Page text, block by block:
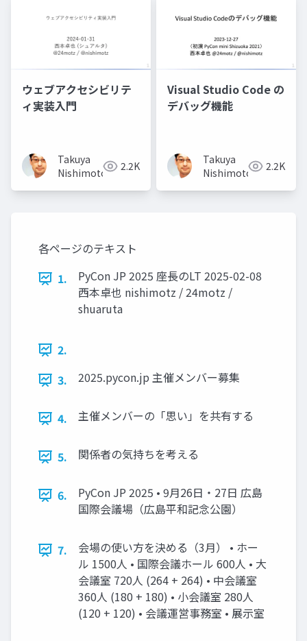
ウェブアクセシビリテ
ィ実装入門
Takuya
Nishimoto
2.2K
Visual Studio Code の
デバッグ機能
Takuya
Nishimoto
2.2K
各ページのテキスト
1.
PyCon JP 2025 座長のLT 2025-02-08
西本卓也 nishimotz / 24motz /
shuaruta
2.
3.
2025.pycon.jp 主催メンバー募集
4. 主催メンバーの「思い」を共有する
5. 関係者の気持ちを考える
6.
PyCon JP 2025 • 9月26日・27日 広島
国際会議場（広島平和記念公園）
7.
会場の使い方を決める（3月） • ホー
ル 1500人 • 国際会議ホール 600人 • 大
会議室 720人 (264 + 264) • 中会議室
360人 (180 + 180) • 小会議室 280人
(120 + 120) • 会議運営事務室 • 展示室